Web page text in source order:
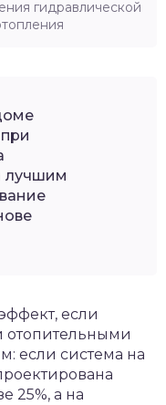
гидравлической
лучшим
если
отопительными
если система на
25%, а на